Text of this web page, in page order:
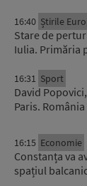
16:40 Știrile
Stare de
Iulia. Primăria
16:31 Sport
David
Paris.
16:15 Economie
Constanța va
spațiul